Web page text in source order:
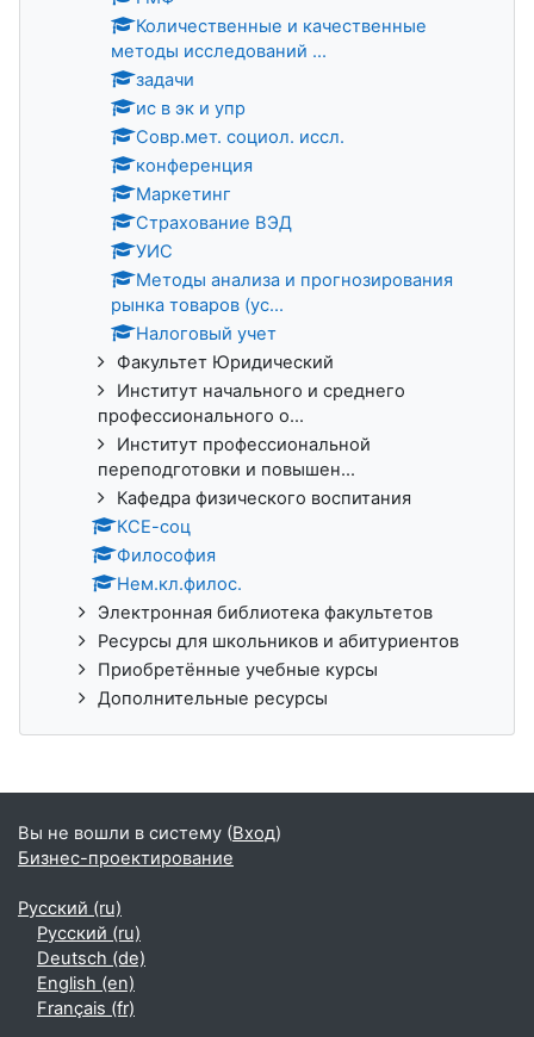
Количественные и качественные
методы исследований ...
задачи
ис в эк и упр
Совр.мет. социол. иссл.
конференция
Маркетинг
Страхование ВЭД
УИС
Методы анализа и прогнозирования
рынка товаров (ус...
Налоговый учет
Факультет Юридический
Институт начального и среднего
профессионального о...
Институт профессиональной
переподготовки и повышен...
Кафедра физического воспитания
КСЕ-соц
Философия
Нем.кл.филос.
Электронная библиотека факультетов
Ресурсы для школьников и абитуриентов
Приобретённые учебные курсы
Дополнительные ресурсы
Вы не вошли в систему (Вход)
Бизнес-проектирование
Русский ‎(ru)‎
Русский ‎(ru)‎
Deutsch ‎(de)‎
English ‎(en)‎
Français ‎(fr)‎